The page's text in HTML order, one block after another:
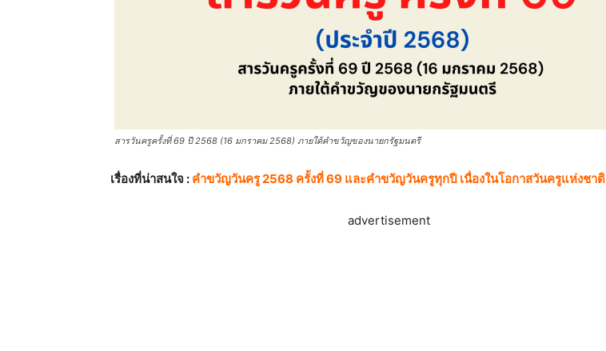
สารวันครูครั้งที่ 69 ปี 2568 (16 มกราคม 2568) ภายใต้คำขวัญของนายกรัฐมนตรี
เรื่องที่น่าสนใจ : คําขวัญวันครู 2568 ครั้งที่ 69 และคำขวัญวันครูทุกปี เนื่องในโอกาสวันครูแห่งชาติ
advertisement